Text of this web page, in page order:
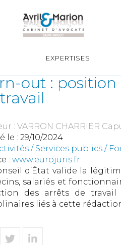
EXPERTISES
out : position
: VARRON CHARRIER
le : 29/10/2024
/ Services publics /
: www.eurojuris.fr
d’État valide la
salariés et
des arrêts de
liés à cette